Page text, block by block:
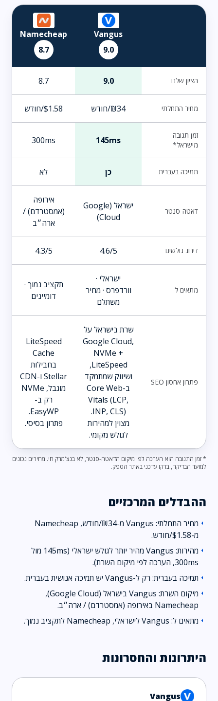
Vangus
9.0
Namecheap
8.7
הציון שלנו 9.0
8.7
מחיר התחלתי ₪34/חודש $1.58/חודש
זמן תגובה
מישראל*
145ms
300ms
תמיכה בעברית כן לא
דאטה-סנטר
ישראל (Google
Cloud)
אירופה
(אמסטרדם) /
ארה״ב
דירוג גולשים 4.6/5
4.3/5
מתאים ל
ישראלי ·
וורדפרס · מחיר
משתלם
תקציב נמוך ·
דומיינים
פתרון אחסון SEO
שרת בישראל על
Google Cloud,
NVMe +
LiteSpeed,
ושיווק שמתמקד
ב-Core Web
Vitals (LCP,
INP, CLS).
מצוין למהירות
לגולש מקומי.
LiteSpeed
Cache
בחבילות
Stellar ו-CDN
מוגבל, NVMe
רק ב-
EasyWP.
פתרון בסיסי.
* זמן התגובה הוא הערכה לפי מיקום הדאטה-סנטר, לא בנצ'מרק חי. מחירים נכונים
למועד הבדיקה, בדקו עדכני באתר הספק.
ההבדלים המרכזיים
arrow_left
מחיר התחלתי: Vangus מ-₪34/חודש, Namecheap
מ-$1.58/חודש.
arrow_left
מהירות: Vangus מהיר יותר לגולש ישראלי (145ms מול
300ms, הערכה לפי מיקום השרת).
arrow_left תמיכה בעברית: רק ל-Vangus יש תמיכה אנושית בעברית.
arrow_left
מיקום השרת: Vangus בישראל (Google Cloud),
Namecheap באירופה (אמסטרדם) / ארה״ב.
arrow_left מתאים ל: Vangus לישראלי, Namecheap לתקציב נמוך.
היתרונות והחסרונות
Vangus